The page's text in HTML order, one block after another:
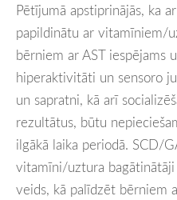
Pētījumā apstiprinājās, ka
papildinātu ar vitamīniem/
bērniem ar AST iespējams
hiperaktivitāti un sensoro
un sapratni, kā arī
rezultātus, būtu
ilgākā laika periodā. SCD/
vitamīni/uztura
veids, kā palīdzēt bērniem